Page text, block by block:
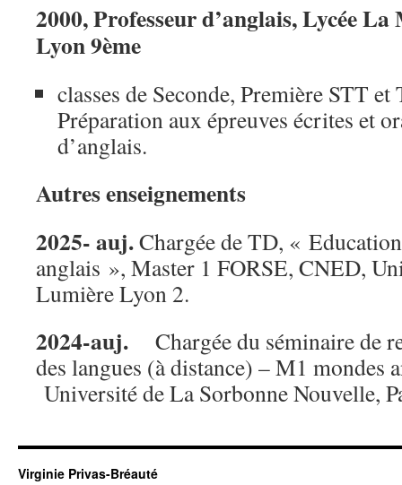
2000, Professeur d’anglais, Lycée
Lyon 9ème
classes de Seconde, Première STT et
Préparation aux épreuves écrites et
d’anglais.
Autres enseignements
2025- auj.Chargée de TD, «
anglais », Master 1 FORSE, CNED,
Lumière Lyon 2.
2024-auj. Chargée du séminaire de
des langues (à distance) – M1 mondes
Université de La Sorbonne Nouvelle,
Virginie Privas-Bréauté